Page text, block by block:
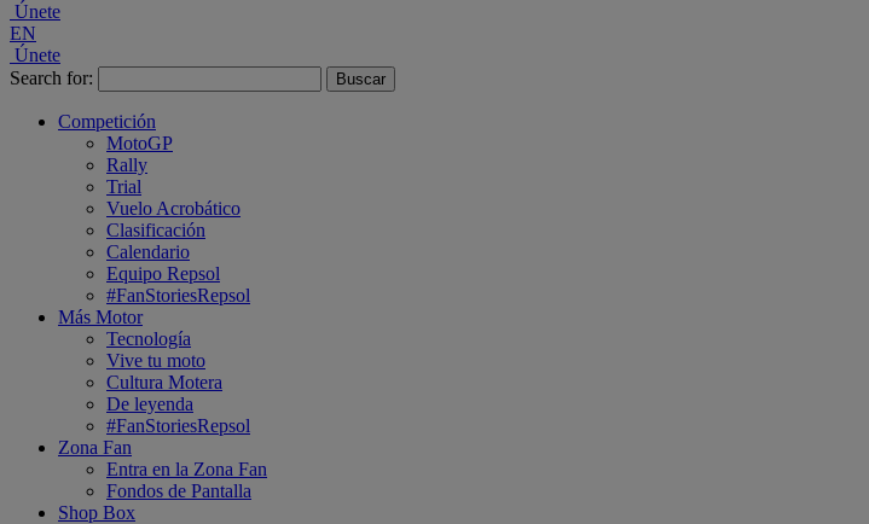
Únete
EN
Únete
Search for:
Competición
MotoGP
Rally
Trial
Vuelo Acrobático
Clasificación
Calendario
Equipo Repsol
#FanStoriesRepsol
Más Motor
Tecnología
Vive tu moto
Cultura Motera
De leyenda
#FanStoriesRepsol
Zona Fan
Entra en la Zona Fan
Fondos de Pantalla
Shop Box